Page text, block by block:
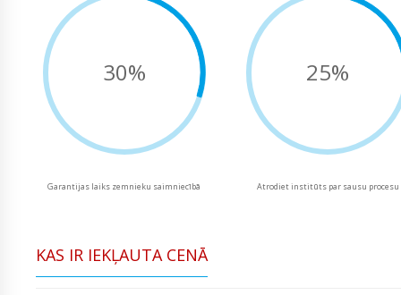
30%
Garantijas laiks zemnieku saimniecībā
25%
Atrodiet institūts par sausu procesu
KAS IR IEKĻAUTA CENĀ